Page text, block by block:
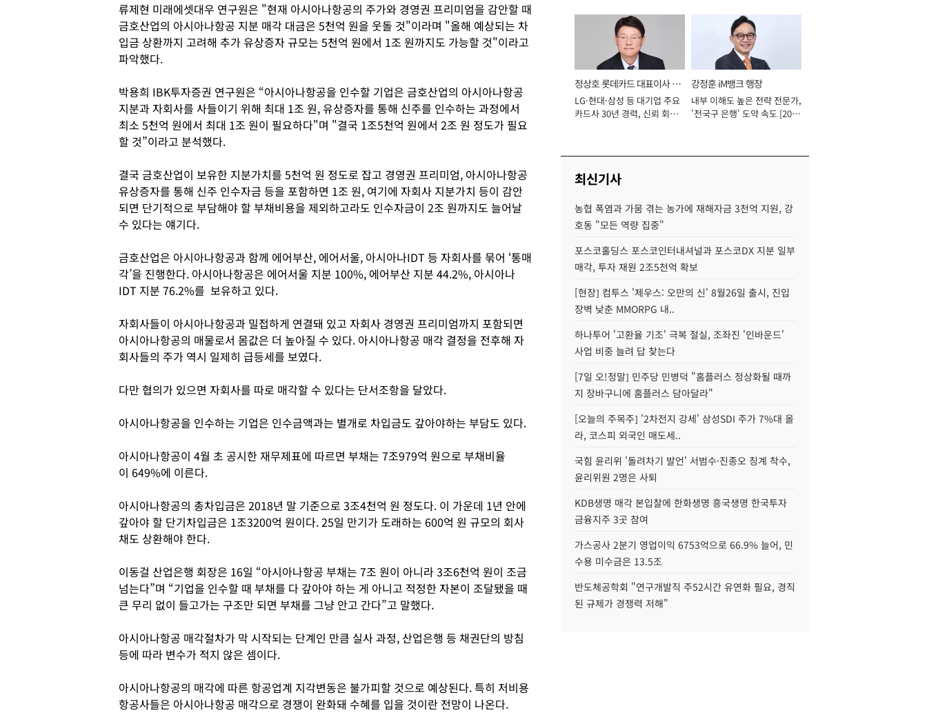
류제현 미래에셋대우 연구원은 "현재 아시아나항공의 주가와 경영권 프리미엄을 감안할 때
금호산업의 아시아나항공 지분 매각 대금은 5천억 원을 웃돌 것"이라며 "올해 예상되는 차
입금 상환까지 고려해 추가 유상증자 규모는 5천억 원에서 1조 원까지도 가능할 것"이라고
파악했다.
박용희 IBK투자증권 연구원은 “아시아나항공을 인수할 기업은 금호산업의 아시아나항공
지분과 자회사를 사들이기 위해 최대 1조 원, 유상증자를 통해 신주를 인수하는 과정에서
최소 5천억 원에서 최대 1조 원이 필요하다"며 "결국 1조5천억 원에서 2조 원 정도가 필요
할 것”이라고 분석했다.
결국 금호산업이 보유한 지분가치를 5천억 원 정도로 잡고 경영권 프리미엄, 아시아나항공
유상증자를 통해 신주 인수자금 등을 포함하면 1조 원, 여기에 자회사 지분가치 등이 감안
되면 단기적으로 부담해야 할 부채비용을 제외하고라도 인수자금이 2조 원까지도 늘어날
수 있다는 얘기다.
금호산업은 아시아나항공과 함께 에어부산, 에어서울, 아시아나IDT 등 자회사를 묶어 ‘통매
각’을 진행한다. 아시아나항공은 에어서울 지분 100%, 에어부산 지분 44.2%, 아시아나
IDT 지분 76.2%를 보유하고 있다.
자회사들이 아시아나항공과 밀접하게 연결돼 있고 자회사 경영권 프리미엄까지 포함되면
아시아나항공의 매물로서 몸값은 더 높아질 수 있다. 아시아나항공 매각 결정을 전후해 자
회사들의 주가 역시 일제히 급등세를 보였다.
다만 협의가 있으면 자회사를 따로 매각할 수 있다는 단서조항을 달았다.
아시아나항공을 인수하는 기업은 인수금액과는 별개로 차입금도 갚아야하는 부담도 있다.
아시아나항공이 4월 초 공시한 재무제표에 따르면 부채는 7조979억 원으로 부채비율
이 649%에 이른다.
아시아나항공의 총차입금은 2018년 말 기준으로 3조4천억 원 정도다. 이 가운데 1년 안에
갚아야 할 단기차입금은 1조3200억 원이다. 25일 만기가 도래하는 600억 원 규모의 회사
채도 상환해야 한다.
이동걸 산업은행 회장은 16일 “아시아나항공 부채는 7조 원이 아니라 3조6천억 원이 조금
넘는다”며 “기업을 인수할 때 부채를 다 갚아야 하는 게 아니고 적정한 자본이 조달됐을 때
큰 무리 없이 들고가는 구조만 되면 부채를 그냥 안고 간다”고 말했다.
아시아나항공 매각절차가 막 시작되는 단계인 만큼 실사 과정, 산업은행 등 채권단의 방침
등에 따라 변수가 적지 않은 셈이다.
아시아나항공의 매각에 따른 항공업계 지각변동은 불가피할 것으로 예상된다. 특히 저비용
항공사들은 아시아나항공 매각으로 경쟁이 완화돼 수혜를 입을 것이란 전망이 나온다.
정상호 롯데카드 대표이사 사
장
LG·현대·삼성 등 대기업 주요
카드사 30년 경력, 신뢰 회복
강정훈 iM뱅크 행장
내부 이해도 높은 전략 전문가,
'전국구 은행' 도약 속도 [2026
최신기사
농협 폭염과 가뭄 겪는 농가에 재해자금 3천억 지원, 강
호동 "모든 역량 집중"
포스코홀딩스 포스코인터내셔널과 포스코DX 지분 일부
매각, 투자 재원 2조5천억 확보
[현장] 컴투스 '제우스: 오만의 신' 8월26일 출시, 진입
장벽 낮춘 MMORPG 내..
하나투어 '고환율 기조' 극복 절실, 조좌진 '인바운드'
사업 비중 늘려 답 찾는다
[7일 오!정말] 민주당 민병덕 "홈플러스 정상화될 때까
지 장바구니에 홈플러스 담아달라"
[오늘의 주목주] '2차전지 강세' 삼성SDI 주가 7%대 올
라, 코스피 외국인 매도세..
국힘 윤리위 '돌려차기 발언' 서범수·진종오 징계 착수,
윤리위원 2명은 사퇴
KDB생명 매각 본입찰에 한화생명 흥국생명 한국투자
금융지주 3곳 참여
가스공사 2분기 영업이익 6753억으로 66.9% 늘어, 민
수용 미수금은 13.5조
반도체공학회 "연구개발직 주52시간 유연화 필요, 경직
된 규제가 경쟁력 저해"